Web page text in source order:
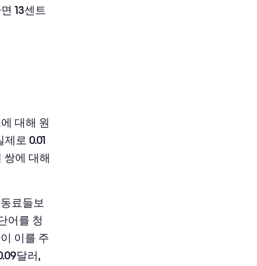
13센트
대해 원
로 0.01
쌍에 대해
료들보
어를 청
이를 주
달러,